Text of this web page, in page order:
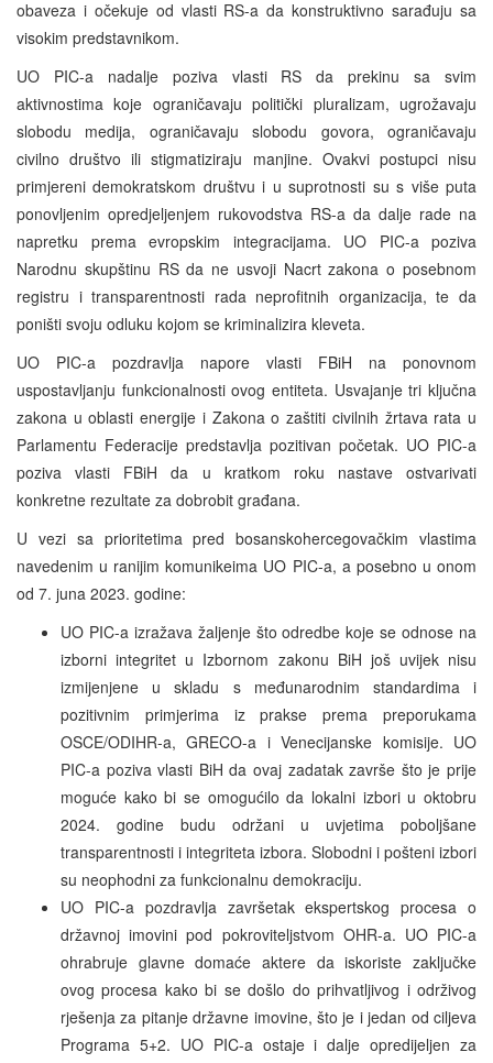
obaveza i očekuje od vlasti RS-a da konstruktivno sarađuju sa
visokim predstavnikom.
UO PIC-a nadalje poziva vlasti RS da prekinu sa svim
aktivnostima koje ograničavaju politički pluralizam, ugrožavaju
slobodu medija, ograničavaju slobodu govora, ograničavaju
civilno društvo ili stigmatiziraju manjine. Ovakvi postupci nisu
primjereni demokratskom društvu i u suprotnosti su s više puta
ponovljenim opredjeljenjem rukovodstva RS-a da dalje rade na
napretku prema evropskim integracijama. UO PIC-a poziva
Narodnu skupštinu RS da ne usvoji Nacrt zakona o posebnom
registru i transparentnosti rada neprofitnih organizacija, te da
poništi svoju odluku kojom se kriminalizira kleveta.
UO PIC-a pozdravlja napore vlasti FBiH na ponovnom
uspostavljanju funkcionalnosti ovog entiteta. Usvajanje tri ključna
zakona u oblasti energije i Zakona o zaštiti civilnih žrtava rata u
Parlamentu Federacije predstavlja pozitivan početak. UO PIC-a
poziva vlasti FBiH da u kratkom roku nastave ostvarivati
konkretne rezultate za dobrobit građana.
U vezi sa prioritetima pred bosanskohercegovačkim vlastima
navedenim u ranijim komunikeima UO PIC-a, a posebno u onom
od 7. juna 2023. godine:
UO PIC-a izražava žaljenje što odredbe koje se odnose na
izborni integritet u Izbornom zakonu BiH još uvijek nisu
izmijenjene u skladu s međunarodnim standardima i
pozitivnim primjerima iz prakse prema preporukama
OSCE/ODIHR-a, GRECO-a i Venecijanske komisije. UO
PIC-a poziva vlasti BiH da ovaj zadatak završe što je prije
moguće kako bi se omogućilo da lokalni izbori u oktobru
2024. godine budu održani u uvjetima poboljšane
transparentnosti i integriteta izbora. Slobodni i pošteni izbori
su neophodni za funkcionalnu demokraciju.
UO PIC-a pozdravlja završetak ekspertskog procesa o
državnoj imovini pod pokroviteljstvom OHR-a. UO PIC-a
ohrabruje glavne domaće aktere da iskoriste zaključke
ovog procesa kako bi se došlo do prihvatljivog i održivog
rješenja za pitanje državne imovine, što je i jedan od ciljeva
Programa 5+2. UO PIC-a ostaje i dalje opredijeljen za